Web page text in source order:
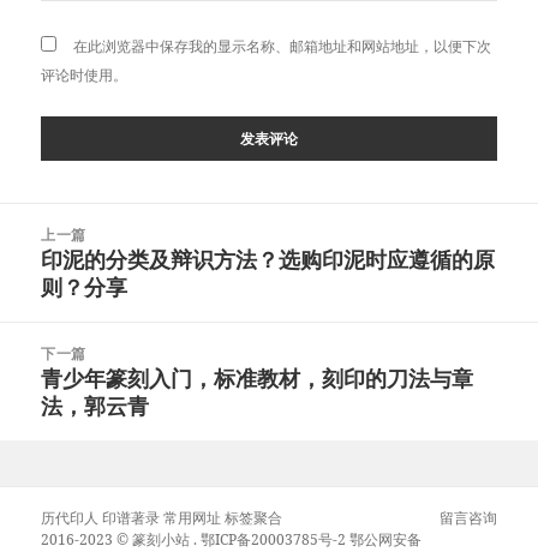
在此浏览器中保存我的显示名称、邮箱地址和网站地址，以便下次
评论时使用。
上一篇
上
篇
章：
印泥的分类及辩识方法？选购印泥时应遵循的原
则？分享
下一篇
下
篇
青少年篆刻入门，标准教材，刻印的刀法与章
法，郭云青
历代印人 印谱著录 常用网址 标签聚合
留言咨询
2016-2023 ©篆刻小站 .鄂ICP备20003785号-2 鄂公网安备